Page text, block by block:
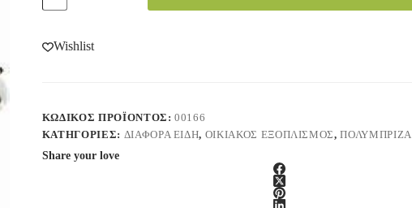
Wishlist
ΚΩΔΙΚΌΣ ΠΡΟΪΌΝΤΟΣ:00166
ΚΑΤΗΓΟΡΊΕΣ: ΔΙΑΦΟΡΑ ΕΙΔΗ, ΟΙΚΙΑΚΟΣ ΕΞΟΠΛΙΣΜΟΣ,ΠΟΛΥΜΠΡΙΖΑ
Share your love